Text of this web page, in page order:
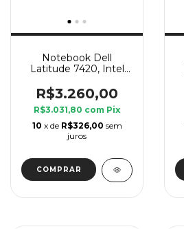
Notebook Dell
Latitude 7420, Intel
8 GB Ram, SSD 240
GB
R$3.260,00
R$3.031,80 com Pix
10 x de R$326,00 sem
juros